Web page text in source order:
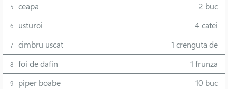
5 ceapa 2 buc
6 usturoi 4 catei
7 cimbru uscat 1 crenguta de
8 foi de dafin 1 frunza
9 piper boabe 10 buc